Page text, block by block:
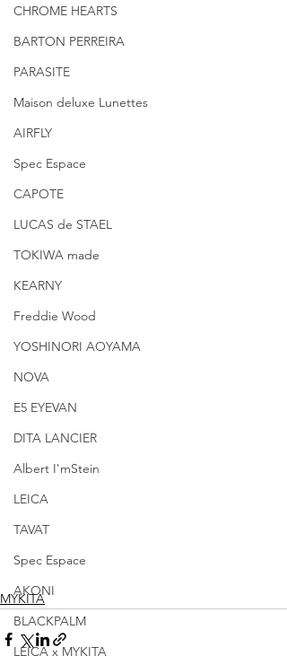
CHROME HEARTS
BARTON PERREIRA
PARASITE
Maison deluxe Lunettes
AIRFLY
Spec Espace
CAPOTE
LUCAS de STAEL
TOKIWA made
KEARNY
Freddie Wood
YOSHINORI AOYAMA
NOVA
E5 EYEVAN
DITA LANCIER
Albert I'mStein
LEICA
TAVAT
Spec Espace
AKONI
BLACKPALM
LEICA x MYKITA
MYKITA